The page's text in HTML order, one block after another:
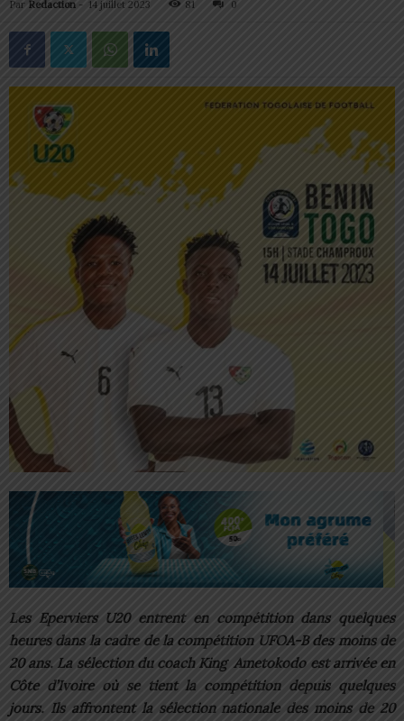
Par Redaction - 14 juillet 2023 81 0
Les Eperviers U20 entrent en compétition dans quelques
heures dans la cadre de la compétition UFOA-B des moins de
20 ans. La sélection du coach King Ametokodo est arrivée en
Côte d’Ivoire où se tient la compétition depuis quelques
jours. Ils affrontent la sélection nationale des moins de 20